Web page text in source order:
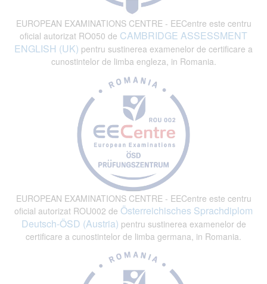
EUROPEAN EXAMINATIONS CENTRE - EECentre este centru
oficial autorizat RO050 de CAMBRIDGE ASSESSMENT
ENGLISH (UK) pentru sustinerea examenelor de certificare a
cunostintelor de limba engleza, in Romania.
EUROPEAN EXAMINATIONS CENTRE - EECentre este centru
oficial autorizat ROU002 de Österreichisches Sprachdiplom
Deutsch-ÖSD (Austria) pentru sustinerea examenelor de
certificare a cunostintelor de limba germana, in Romania.